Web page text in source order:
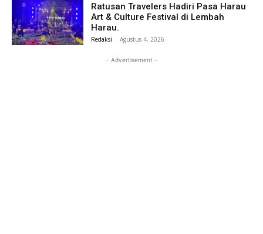
Ratusan Travelers Hadiri Pasa Harau
Art & Culture Festival di Lembah
Harau.
Redaksi - Agustus 4, 2026
- Advertisement -